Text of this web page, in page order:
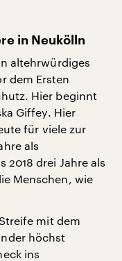
in Neukölln
altehrwürdiges
dem Ersten
Hier beginnt
Giffey. Hier
für viele zur
als
2018 drei Jahre als
Menschen, wie
mit dem
höchst
ins